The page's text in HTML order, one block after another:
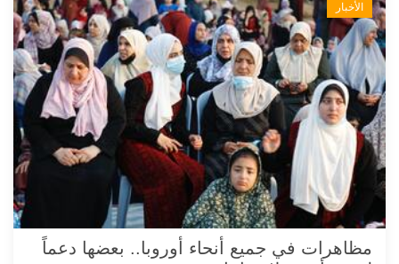
الأخبار
مظاهرات في جميع أنحاء أوروبا.. بعضها دعماً